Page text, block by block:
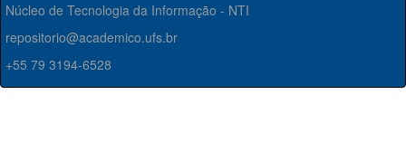
Núcleo de Tecnologia da Informação - NTI
repositorio@academico.ufs.br
+55 79 3194-6528